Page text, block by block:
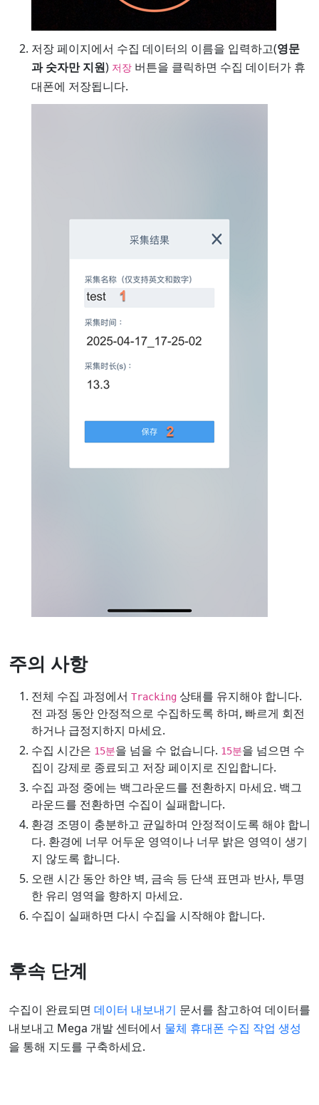
저장 페이지에서 수집 데이터의 이름을 입력하고(영문
과 숫자만 지원) 저장 버튼을 클릭하면 수집 데이터가 휴
대폰에 저장됩니다.
주의 사항
전체 수집 과정에서 Tracking 상태를 유지해야 합니다.
전 과정 동안 안정적으로 수집하도록 하며, 빠르게 회전
하거나 급정지하지 마세요.
수집 시간은 15분을 넘을 수 없습니다. 15분을 넘으면 수
집이 강제로 종료되고 저장 페이지로 진입합니다.
수집 과정 중에는 백그라운드를 전환하지 마세요. 백그
라운드를 전환하면 수집이 실패합니다.
환경 조명이 충분하고 균일하며 안정적이도록 해야 합니
다. 환경에 너무 어두운 영역이나 너무 밝은 영역이 생기
지 않도록 합니다.
오랜 시간 동안 하얀 벽, 금속 등 단색 표면과 반사, 투명
한 유리 영역을 향하지 마세요.
수집이 실패하면 다시 수집을 시작해야 합니다.
후속 단계
수집이 완료되면 데이터 내보내기 문서를 참고하여 데이터를
내보내고 Mega 개발 센터에서 물체 휴대폰 수집 작업 생성
을 통해 지도를 구축하세요.